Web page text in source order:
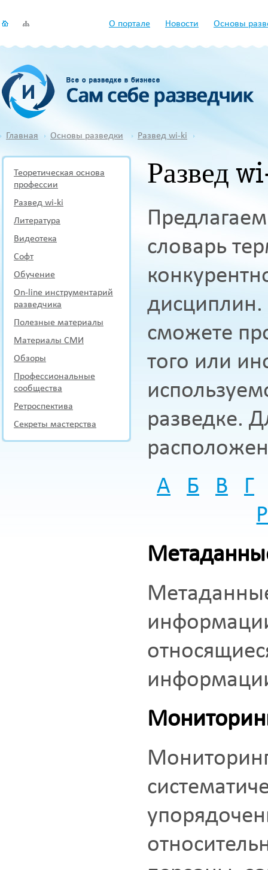
О портале Новости Основы
Главная Основы разведки Развед wi-ki
Теоретическая основа
профессии
Развед wi-ki
Литература
Видеотека
Софт
Обучение
On-line инструментарий
разведчика
Полезные материалы
Материалы СМИ
Обзоры
Профессиональные
сообщества
Ретроспектива
Секреты мастерства
Развед
словарь
сможете
того или
разведке.
А
Б В
Г
Р